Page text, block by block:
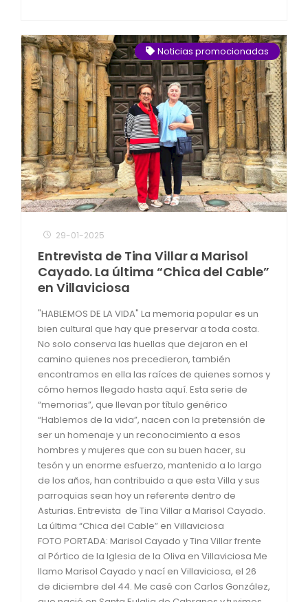
Noticias promocionadas
29-01-2025
Entrevista de Tina Villar a Marisol
Cayado. La última “Chica del Cable”
en Villaviciosa
"HABLEMOS DE LA VIDA" La memoria popular es un
bien cultural que hay que preservar a toda costa.
No solo conserva las huellas que dejaron en el
camino quienes nos precedieron, también
encontramos en ella las raíces de quienes somos y
cómo hemos llegado hasta aquí. Esta serie de
“memorias”, que llevan por título genérico
“Hablemos de la vida”, nacen con la pretensión de
ser un homenaje y un reconocimiento a esos
hombres y mujeres que con su buen hacer, su
tesón y un enorme esfuerzo, mantenido a lo largo
de los años, han contribuido a que esta Villa y sus
parroquias sean hoy un referente dentro de
Asturias. Entrevista de Tina Villar a Marisol Cayado.
La última “Chica del Cable” en Villaviciosa
FOTO PORTADA: Marisol Cayado y Tina Villar frente
al Pórtico de la Iglesia de la Oliva en Villaviciosa Me
llamo Marisol Cayado y nací en Villaviciosa, el 26
de diciembre del 44. Me casé con Carlos González,